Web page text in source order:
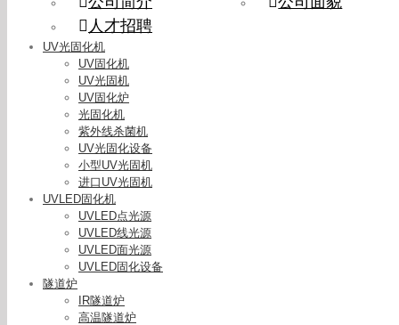
人才招聘
UV光固化机
UV固化机
UV光固机
UV固化炉
光固化机
紫外线杀菌机
UV光固化设备
小型UV光固机
进口UV光固机
UVLED固化机
UVLED点光源
UVLED线光源
UVLED面光源
UVLED固化设备
隧道炉
IR隧道炉
高温隧道炉